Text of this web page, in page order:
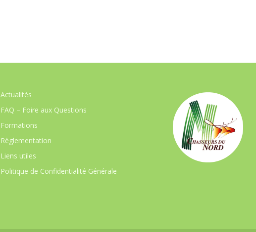
Actualités
FAQ – Foire aux Questions
Formations
Règlementation
Liens utiles
Politique de Confidentialité Générale